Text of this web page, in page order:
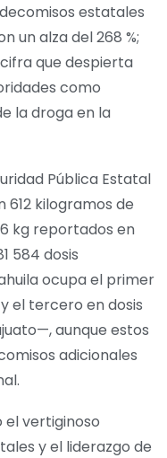
estatales
un alza del 268 %;
que despierta
como
la droga en la
Pública Estatal
612 kilogramos de
kg reportados en
584 dosis
ocupa el primer
el tercero en dosis
aunque estos
adicionales
vertiginoso
y el liderazgo de